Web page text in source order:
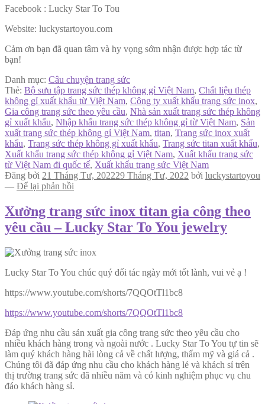
Facebook : Lucky Star To Tou
Website: luckystartoyou.com
Cảm ơn bạn đã quan tâm và hy vọng sớm nhận được hợp tác từ
bạn!
Danh mục: Câu chuyện trang sức
Thẻ: Bộ sưu tập trang sức thép không gỉ Việt Nam, Chất liệu thép
không gỉ xuất khẩu từ Việt Nam, Công ty xuất khẩu trang sức inox,
Gia công trang sức theo yêu cầu, Nhà sản xuất trang sức thép không
gỉ xuất khẩu, Nhập khẩu trang sức thép không gỉ từ Việt Nam, Sản
xuất trang sức thép không gỉ Việt Nam, titan, Trang sức inox xuất
khẩu, Trang sức thép không gỉ xuất khẩu, Trang sức titan xuất khẩu,
Xuất khẩu trang sức thép không gỉ Việt Nam, Xuất khẩu trang sức
từ Việt Nam đi quốc tế, Xuất khẩu trang sức Việt Nam
Đăng bởi 21 Tháng Tư, 202229 Tháng Tư, 2022 bởi luckystartoyou
— Để lại phản hồi
Xưởng trang sức inox titan gia công theo
yêu cầu – Lucky Star To You jewelry
Lucky Star To You chúc quý đối tác ngày mới tốt lành, vui vẻ ạ !
https://www.youtube.com/shorts/7QQOtTl1bc8
https://www.youtube.com/shorts/7QQOtTl1bc8
Đáp ứng nhu cầu sản xuất gia công trang sức theo yêu cầu cho
nhiều khách hàng trong và ngoài nước . Lucky Star To You tự tin sẽ
làm quý khách hàng hài lòng cả về chất lượng, thẩm mỹ và giá cả .
Chúng tôi đã đáp ứng nhu cầu cho khách hàng lẻ và khách sỉ trên
thị trường trang sức đã nhiều năm và có kinh nghiệm phục vụ chu
đáo khách hàng sỉ.